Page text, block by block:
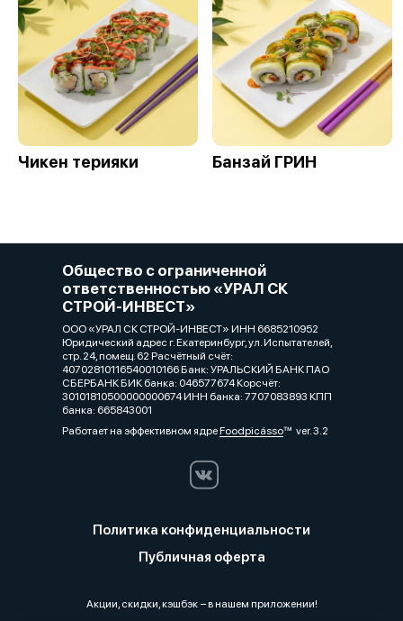
Чикен терияки Банзай ГРИН
Общество с ограниченной
ответственностью «УРАЛ СК
СТРОЙ-ИНВЕСТ»
ООО «УРАЛ СК СТРОЙ-ИНВЕСТ» ИНН 6685210952
Юридический адрес г. Екатеринбург, ул. Испытателей,
стр. 24, помещ. 62 Расчётный счёт:
40702810116540010166 Банк: УРАЛЬСКИЙ БАНК ПАО
СБЕРБАНК БИК банка: 046577674 Корсчёт:
30101810500000000674 ИНН банка: 7707083893 КПП
банка: 665843001
Работает на эффективном ядреFoodpicássover. 3.2
Политика конфиденциальности
Публичная оферта
Акции, скидки, кэшбэк − в нашем приложении!